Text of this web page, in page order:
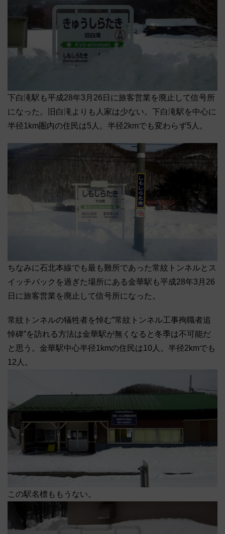
下白滝駅も平成28年3月26日に旅客営業を廃止して信号所
になった。旧白滝よりも人家は少ない。下白滝駅を中心に
半径1km圏内の住民は5人。半径2kmでも変わらず5人。
ちなみに石北本線でも最も難所であった常紋トンネルとス
イッチバックを過ぎた場所にある金華駅も平成28年3月26
日に旅客営業を廃止して信号所になった。
常紋トンネルの犠牲者を悼む”常紋トンネル工事殉職者追
悼碑”を訪れる方法は金華駅が無くなると冬季は不可能だ
と思う。金華駅中心半径1kmの住民は10人。半径2kmでも
12人。
この駅名標ももうない。